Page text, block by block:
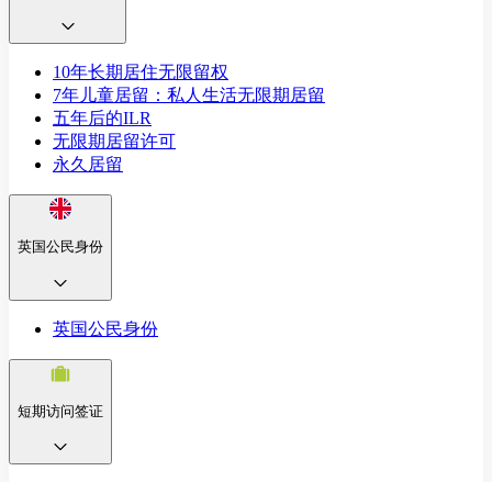
10年长期居住无限留权
7年儿童居留：私人生活无限期居留
五年后的ILR
无限期居留许可
永久居留
英国公民身份
英国公民身份
短期访问签证